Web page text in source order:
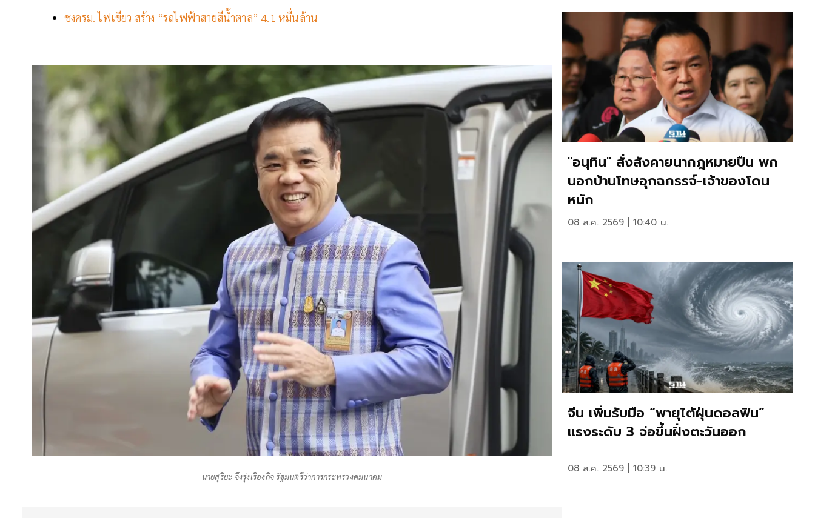
ชงครม. ไฟเขียว สร้าง “รถไฟฟ้าสายสีน้ำตาล” 4.1 หมื่นล้าน
นายสุริยะ จึงรุ่งเรืองกิจ รัฐมนตรีว่าการกระทรวงคมนาคม
"อนุทิน" สั่งสังคายนากฎหมายปืน พก
นอกบ้านโทษอุกฉกรรจ์-เจ้าของโดน
หนัก
08 ส.ค. 2569 | 10:40 น.
จีน เพิ่มรับมือ “พายุไต้ฝุ่นดอลฟิน”
แรงระดับ 3 จ่อขึ้นฝั่งตะวันออก
08 ส.ค. 2569 | 10:39 น.